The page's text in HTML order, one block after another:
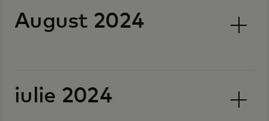
August 2024
iulie 2024